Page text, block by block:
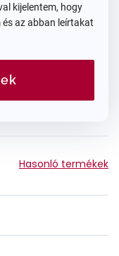
kijelentem, hogy
az abban leírtakat
Hasonló termékek